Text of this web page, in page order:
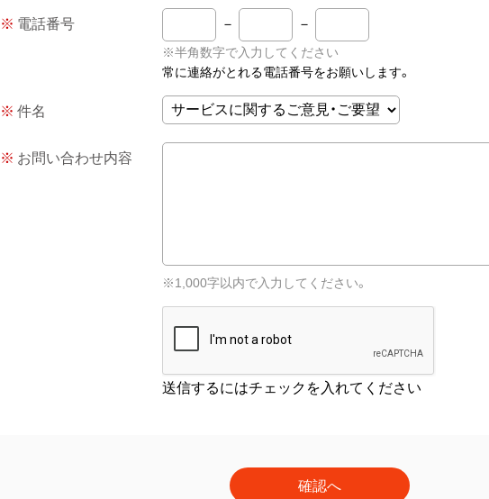
※ 電話番号 － －
※半角数字で入力してください
常に連絡がとれる電話番号をお願いします。
※ 件名
※ お問い合わせ内容
※1,000字以内で入力してください。
送信するにはチェックを入れてください